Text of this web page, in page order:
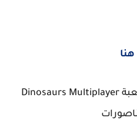
هنا
ألعاب للاندرويد انضم إلى لعبة Dinosaurs Multiplayer